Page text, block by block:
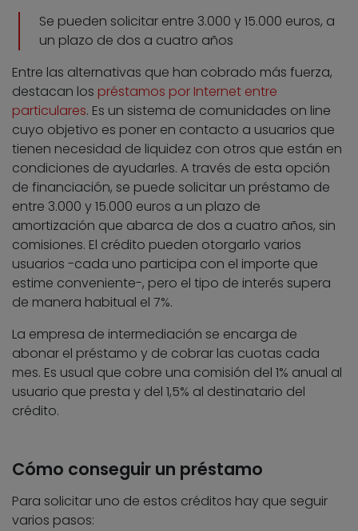
Se pueden solicitar entre 3.000 y 15.000 euros, a
un plazo de dos a cuatro años
Entre las alternativas que han cobrado más fuerza,
destacan los préstamos por Internet entre
particulares. Es un sistema de comunidades on line
cuyo objetivo es poner en contacto a usuarios que
tienen necesidad de liquidez con otros que están en
condiciones de ayudarles. A través de esta opción
de financiación, se puede solicitar un préstamo de
entre 3.000 y 15.000 euros a un plazo de
amortización que abarca de dos a cuatro años, sin
comisiones. El crédito pueden otorgarlo varios
usuarios -cada uno participa con el importe que
estime conveniente-, pero el tipo de interés supera
de manera habitual el 7%.
La empresa de intermediación se encarga de
abonar el préstamo y de cobrar las cuotas cada
mes. Es usual que cobre una comisión del 1% anual al
usuario que presta y del 1,5% al destinatario del
crédito.
Cómo conseguir un préstamo
Para solicitar uno de estos créditos hay que seguir
varios pasos: